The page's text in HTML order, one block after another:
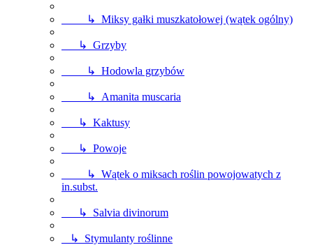
↳ Miksy gałki muszkatołowej (wątek ogólny)
↳ Grzyby
↳ Hodowla grzybów
↳ Amanita muscaria
↳ Kaktusy
↳ Powoje
↳ Wątek o miksach roślin powojowatych z
in.subst.
↳ Salvia divinorum
↳ Stymulanty roślinne